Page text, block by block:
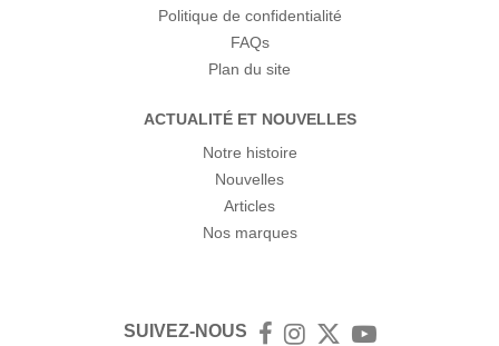
Politique de confidentialité
FAQs
Plan du site
ACTUALITÉ ET NOUVELLES
Notre histoire
Nouvelles
Articles
Nos marques
SUIVEZ-NOUS FacebookInstagram
TwitterYouTube